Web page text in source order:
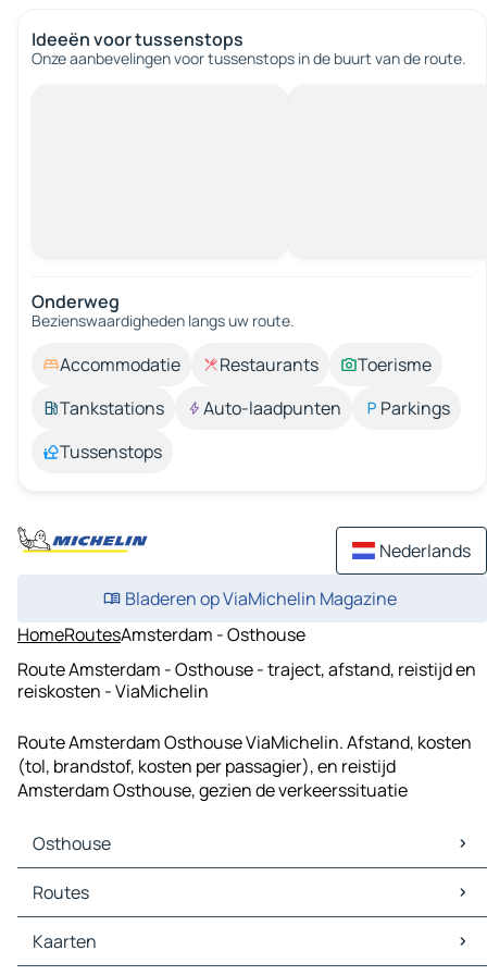
Ideeën voor tussenstops
Onze aanbevelingen voor tussenstops in de buurt van de route.
Onderweg
Bezienswaardigheden langs uw route.
Accommodatie Restaurants
Toerisme
Tankstations
Auto-laadpunten
Parkings
Tussenstops
Nederlands
Bladeren op ViaMichelin Magazine
HomeRoutesAmsterdam - Osthouse
Route Amsterdam - Osthouse - traject, afstand, reistijd en
reiskosten - ViaMichelin
Route Amsterdam Osthouse ViaMichelin. Afstand, kosten
(tol, brandstof, kosten per passagier), en reistijd
Amsterdam Osthouse, gezien de verkeerssituatie
Osthouse
Osthouse Kaarten
Osthouse Verkeer
Osthouse Hotels
Osthouse Restaurants
Routes
Routes Osthouse - Rust
Routes Osthouse - Obernai
Kaarten